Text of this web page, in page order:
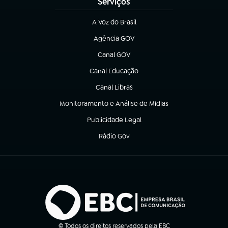
A Voz do Brasil
(abre em nova aba)
Agência GOV
(abre em nova aba)
Canal GOV
(abre em nova aba)
Canal Educação
(abre em nova aba)
Canal Libras
(abre em nova aba)
Monitoramento e Análise de Mídias
(abre em nova aba)
Publicidade Legal
(abre em nova aba)
Rádio Gov
(abre em nova aba)
© Todos os direitos reservados pela EBC